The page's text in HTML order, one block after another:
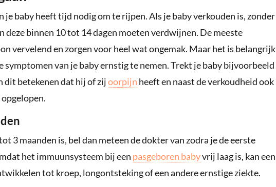
je baby heeft tijd nodig om te rijpen. Als je baby verkouden is, zonder
deze binnen 10 tot 14 dagen moeten verdwijnen. De meeste
vervelend en zorgen voor heel wat ongemak. Maar het is belangrijk
symptomen van je baby ernstig te nemen. Trekt je baby bijvoorbeeld
dit betekenen dat hij of zijoorpijn heeft en naast de verkoudheid ook
3 maanden is, bel dan meteen de dokter van zodra je de eerste
het immuunsysteem bij een pasgeboren babyvrij laag is, kan een
tot kroep, longontsteking of een andere ernstige ziekte.